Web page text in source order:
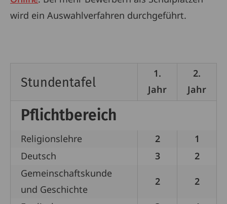
wird ein Auswahlverfahren durchgeführt.
Stundentafel
1.
Jahr
2.
Jahr
Pflichtbereich
Religionslehre 2
1
Deutsch
3
2
Gemeinschaftskunde
und Geschichte
2 2